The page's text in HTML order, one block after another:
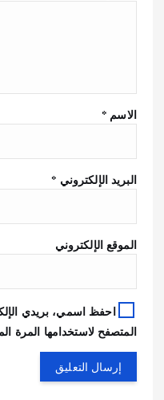
الاسم *
البريد الإلكتروني *
الموقع الإلكتروني
احفظ اسمي، بريدي
المتصفح لاستخدامها المرة